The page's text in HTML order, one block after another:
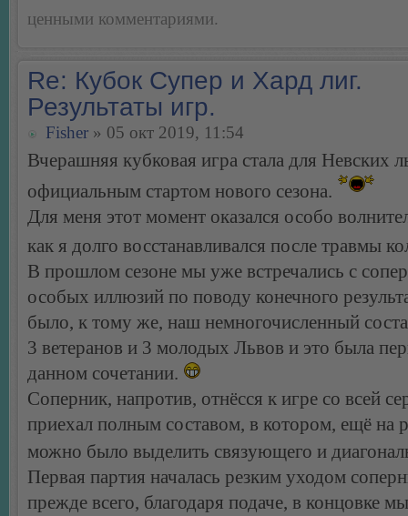
ценными комментариями.
Re: Кубок Супер и Хард лиг.
Результаты игр.
Fisher » 05 окт 2019, 11:54
Вчерашняя кубковая игра стала для Невских
официальным стартом нового сезона.
Для меня этот момент оказался особо
как я долго восстанавливался после травмы
В прошлом сезоне мы уже встречались с
особых иллюзий по поводу конечного
было, к тому же, наш немногочисленный
3 ветеранов и 3 молодых Львов и это была
данном сочетании.
Соперник, напротив, отнёсся к игре со всей
приехал полным составом, в котором, ещё на
можно было выделить связующего и
Первая партия началась резким уходом
прежде всего, благодаря подаче, в концовке